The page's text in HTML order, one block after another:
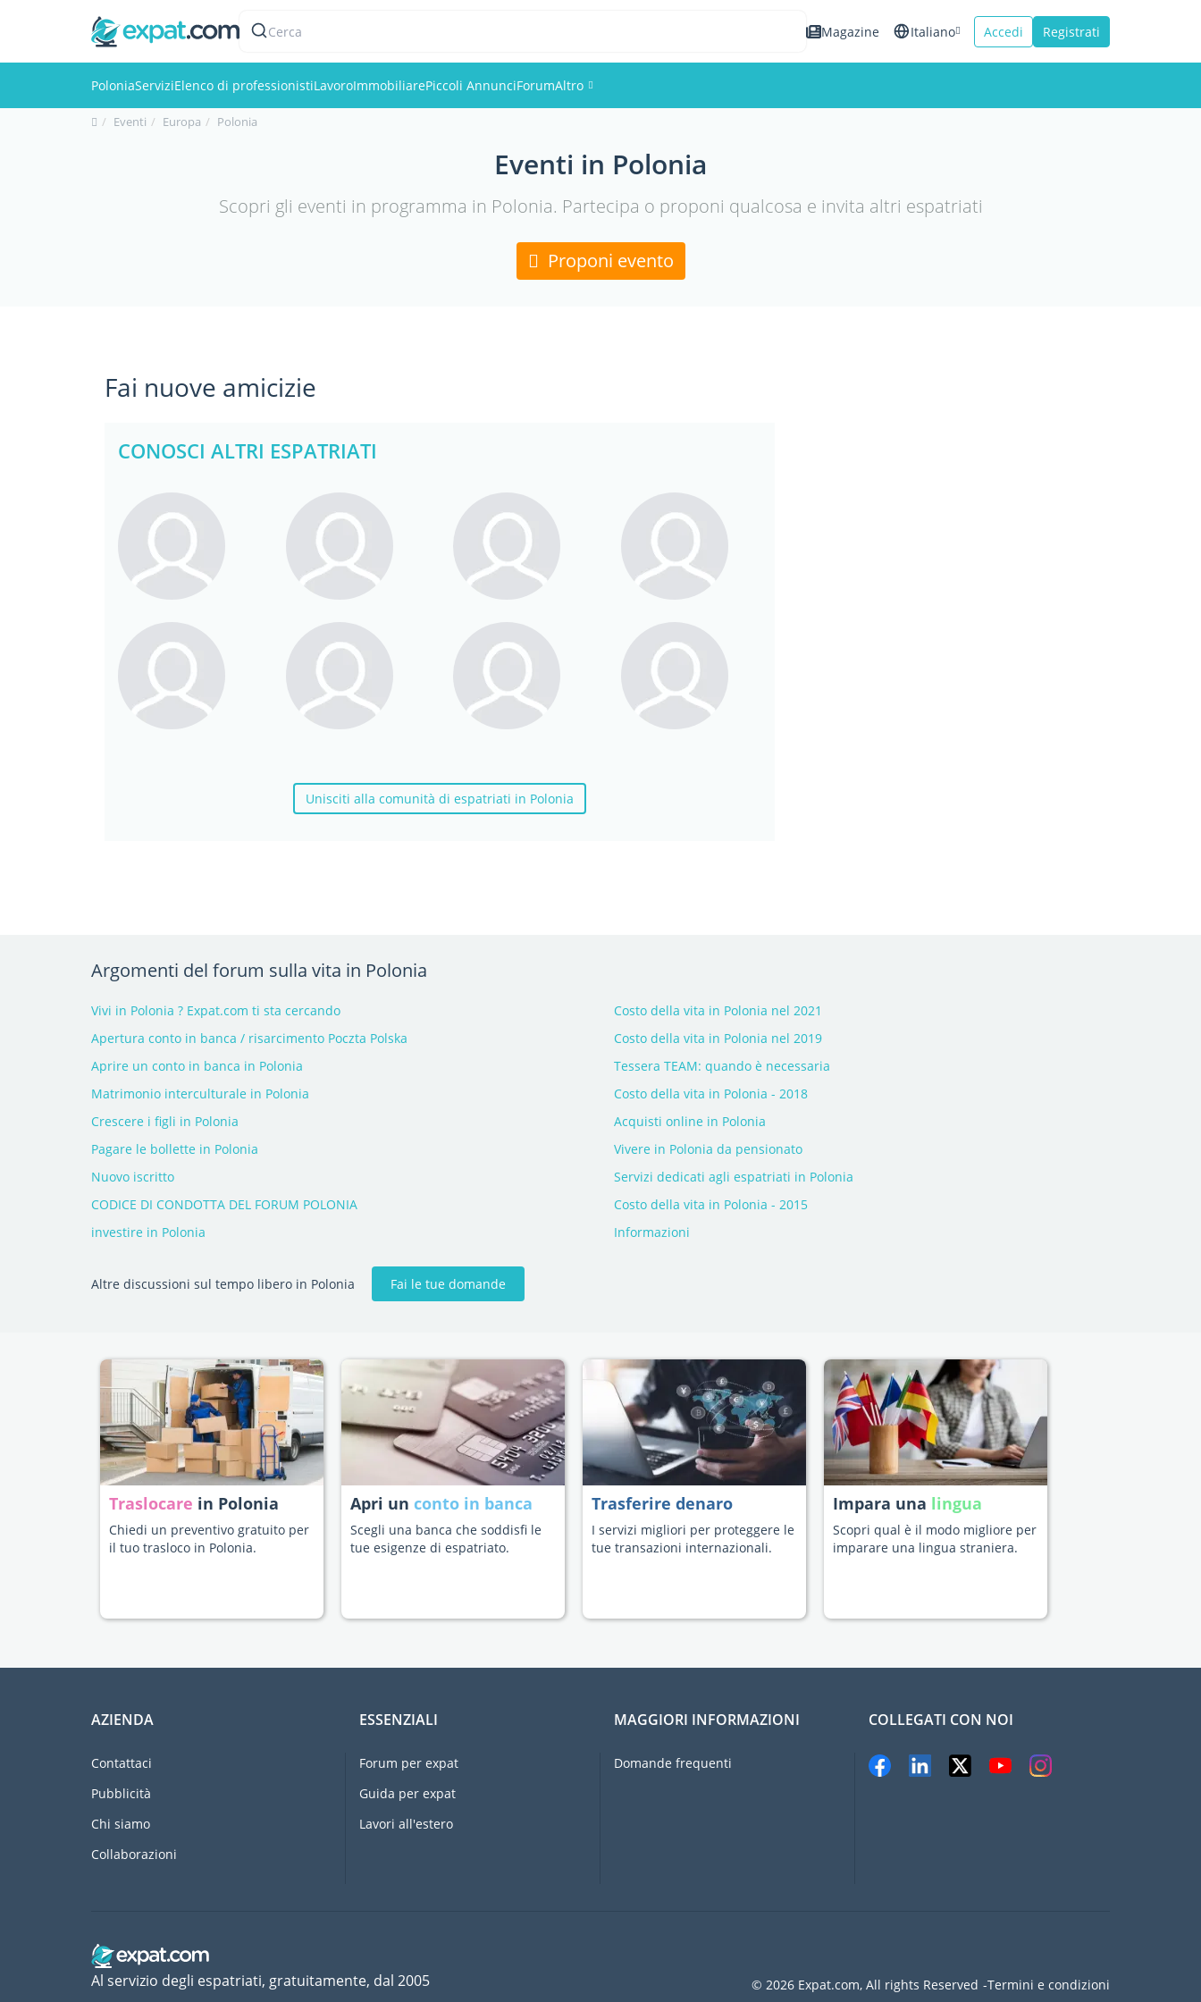
Cerca Magazine Italiano Accedi Registrati
PoloniaServiziElenco di professionistiLavoroImmobiliarePiccoli AnnunciForumAltro
Eventi Europa Polonia
Eventi in Polonia
Scopri gli eventi in programma in Polonia. Partecipa o proponi qualcosa e invita altri espatriati
Proponi evento
Fai nuove amicizie
CONOSCI ALTRI ESPATRIATI
Unisciti alla comunità di espatriati in Polonia
Argomenti del forum sulla vita in Polonia
Vivi in Polonia ? Expat.com ti sta cercando
Costo della vita in Polonia nel 2021
Apertura conto in banca / risarcimento Poczta Polska
Costo della vita in Polonia nel 2019
Aprire un conto in banca in Polonia
Tessera TEAM: quando è necessaria
Matrimonio interculturale in Polonia
Costo della vita in Polonia - 2018
Crescere i figli in Polonia
Acquisti online in Polonia
Pagare le bollette in Polonia
Vivere in Polonia da pensionato
Nuovo iscritto
Servizi dedicati agli espatriati in Polonia
CODICE DI CONDOTTA DEL FORUM POLONIA
Costo della vita in Polonia - 2015
investire in Polonia
Informazioni
Altre discussioni sul tempo libero in Polonia Fai le tue domande
Traslocare in Polonia
Chiedi un preventivo gratuito per
il tuo trasloco in Polonia.
Apri un conto in banca
Scegli una banca che soddisfi le
tue esigenze di espatriato.
Trasferire denaro
I servizi migliori per proteggere le
tue transazioni internazionali.
Impara una lingua
Scopri qual è il modo migliore per
imparare una lingua straniera.
AZIENDA
Contattaci
Pubblicità
Chi siamo
Collaborazioni
ESSENZIALI
Forum per expat
Guida per expat
Lavori all'estero
MAGGIORI INFORMAZIONI
Domande frequenti
COLLEGATI CON NOI
© 2026 Expat.com, All rights Reserved Termini e condizioni
Al servizio degli espatriati, gratuitamente, dal 2005